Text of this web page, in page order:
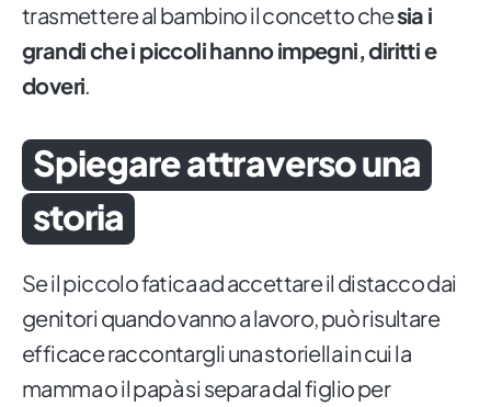
trasmettere al bambino il concetto chesia i
grandi che i piccoli hanno impegni, diritti e
doveri.
Spiegare attraverso una
storia
Se il piccolo fatica ad accettare il distacco dai
genitori quando vanno a lavoro, può risultare
efficace raccontargli una storiella in cui la
mamma o il papà si separa dal figlio per